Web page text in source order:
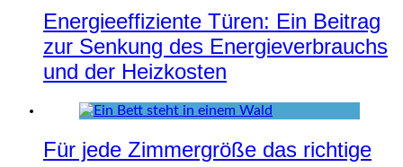
Energieeffiziente Türen: Ein Beitrag
zur Senkung des Energieverbrauchs
und der Heizkosten
Für jede Zimmergröße das richtige